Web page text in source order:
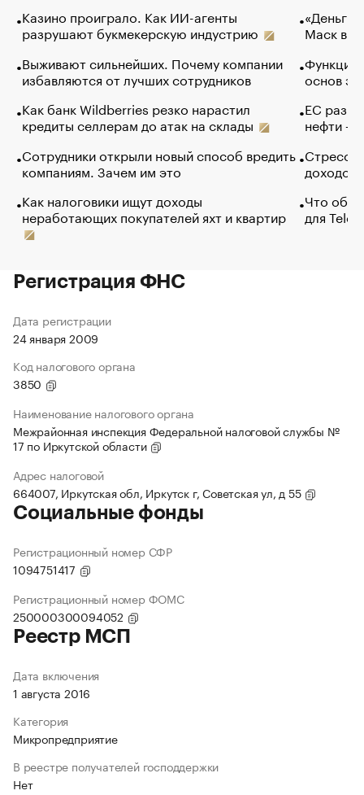
Казино проиграло. Как ИИ-агенты
разрушают букмекерскую индустрию
Выживают сильнейших. Почему компании
избавляются от лучших сотрудников
Как банк Wildberries резко нарастил
кредиты селлерам до атак на склады
Сотрудники открыли новый способ вредить
компаниям. Зачем им это
Как налоговики ищут доходы
неработающих покупателей яхт и квартир
«Деньги
Маск в
Функции
основ
ЕС
нефти —
Стресс
доходов
Что
для
Регистрация ФНС
Дата регистрации
24 января 2009
Код налогового органа
3850
Наименование налогового органа
Межрайонная инспекция Федеральной налоговой службы №
17 по Иркутской области
Адрес налоговой
664007, Иркутская обл, Иркутск г, Советская ул, д 55
Социальные фонды
Регистрационный номер СФР
1094751417
Регистрационный номер ФОМС
250000300094052
Реестр МСП
Дата включения
1 августа 2016
Категория
Микропредприятие
В реестре получателей господдержки
Нет